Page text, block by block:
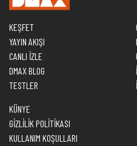
KEŞFET
YAYIN AKIŞI
CANLI İZLE
DMAX BLOG
TESTLER
KÜNYE
GİZLİLİK POLİTİKASI
KULLANIM KOŞULLARI